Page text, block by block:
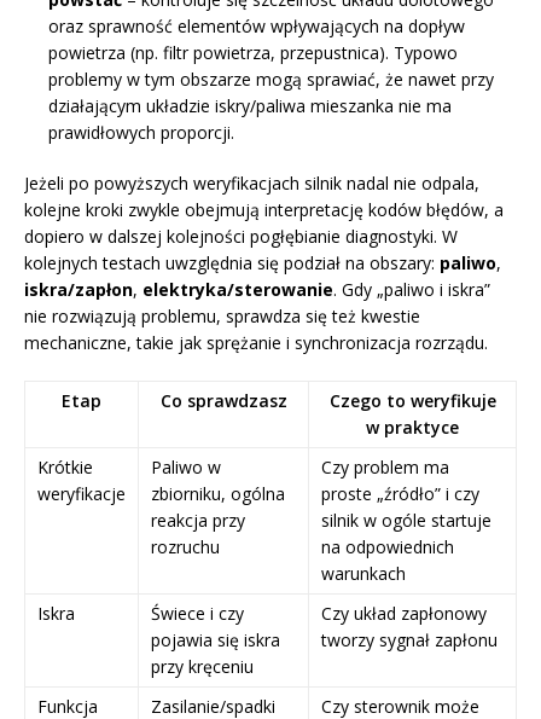
oraz sprawność elementów wpływających na dopływ
powietrza (np. filtr powietrza, przepustnica). Typowo
problemy w tym obszarze mogą sprawiać, że nawet przy
działającym układzie iskry/paliwa mieszanka nie ma
prawidłowych proporcji.
Jeżeli po powyższych weryfikacjach silnik nadal nie odpala,
kolejne kroki zwykle obejmują interpretację kodów błędów, a
dopiero w dalszej kolejności pogłębianie diagnostyki. W
kolejnych testach uwzględnia się podział na obszary: paliwo,
iskra/zapłon, elektryka/sterowanie. Gdy „paliwo i iskra”
nie rozwiązują problemu, sprawdza się też kwestie
mechaniczne, takie jak sprężanie i synchronizacja rozrządu.
Etap Co sprawdzasz
Czego to weryfikuje
w praktyce
Krótkie
weryfikacje
Paliwo w
zbiorniku, ogólna
reakcja przy
rozruchu
Czy problem ma
proste „źródło” i czy
silnik w ogóle startuje
na odpowiednich
warunkach
Iskra
Świece i czy
pojawia się iskra
przy kręceniu
Czy układ zapłonowy
tworzy sygnał zapłonu
Funkcja Zasilanie/spadki Czy sterownik może